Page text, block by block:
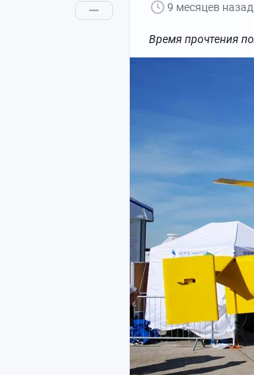
9 месяцев назад
Время прочтения